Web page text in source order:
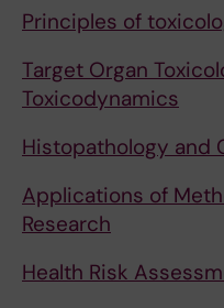
Principles of
Target Organ
Toxicodynamics
Histopathology and
Applications of
Research
Health Risk